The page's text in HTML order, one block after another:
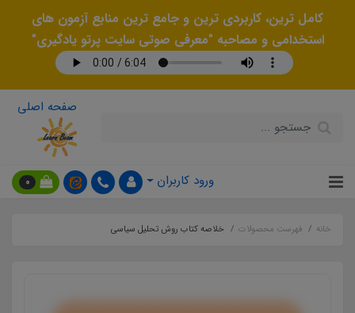
کامل ترین، کاربردی ترین و جامع ترین منابع آزمون های
استخدامی و مصاحبه "معرفی صوتی سایت پرتو یادگیری"
صفحه اصلی
ورود کاربران 0
خانه فهرست محصولات خلاصه کتاب روش تحليل سياسي